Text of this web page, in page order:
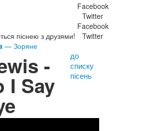
піснею з друзями!
Facebook
Twitter
Facebook
Twitter
— Зоряне
-
I Say
до
списку
пісень